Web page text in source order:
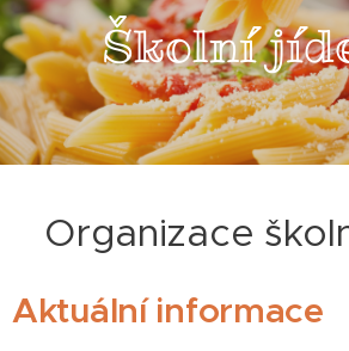
Školní
Organizace
Aktuální informace